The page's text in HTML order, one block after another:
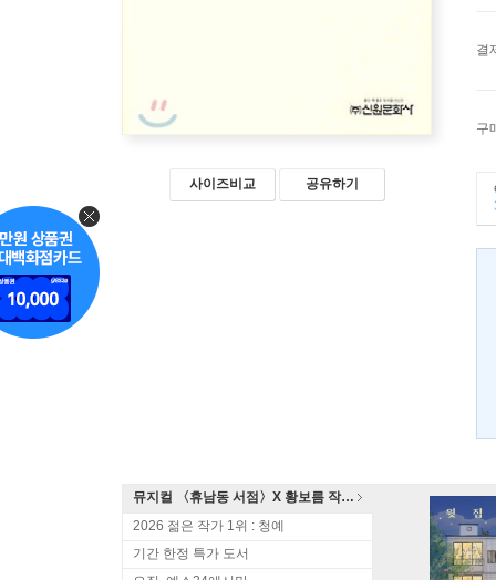
사이즈비교 공유하기
결
구
뮤지컬 〈휴남동 서점〉X 황보름 작가 북토크
2026 젊은 작가 1위 : 청예
기간 한정 특가 도서